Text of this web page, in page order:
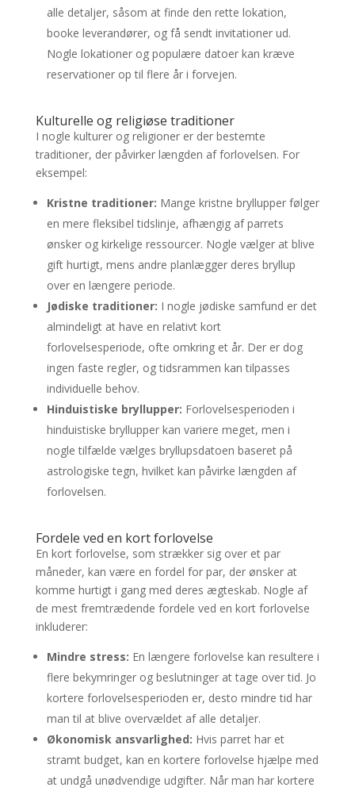
alle detaljer, såsom at finde den rette lokation,
booke leverandører, og få sendt invitationer ud.
Nogle lokationer og populære datoer kan kræve
reservationer op til flere år i forvejen.
Kulturelle og religiøse traditioner
I nogle kulturer og religioner er der bestemte
traditioner, der påvirker længden af forlovelsen. For
eksempel:
Kristne traditioner: Mange kristne bryllupper følger
en mere fleksibel tidslinje, afhængig af parrets
ønsker og kirkelige ressourcer. Nogle vælger at blive
gift hurtigt, mens andre planlægger deres bryllup
over en længere periode.
Jødiske traditioner: I nogle jødiske samfund er det
almindeligt at have en relativt kort
forlovelsesperiode, ofte omkring et år. Der er dog
ingen faste regler, og tidsrammen kan tilpasses
individuelle behov.
Hinduistiske bryllupper: Forlovelsesperioden i
hinduistiske bryllupper kan variere meget, men i
nogle tilfælde vælges bryllupsdatoen baseret på
astrologiske tegn, hvilket kan påvirke længden af
forlovelsen.
Fordele ved en kort forlovelse
En kort forlovelse, som strækker sig over et par
måneder, kan være en fordel for par, der ønsker at
komme hurtigt i gang med deres ægteskab. Nogle af
de mest fremtrædende fordele ved en kort forlovelse
inkluderer:
Mindre stress: En længere forlovelse kan resultere i
flere bekymringer og beslutninger at tage over tid. Jo
kortere forlovelsesperioden er, desto mindre tid har
man til at blive overvældet af alle detaljer.
Økonomisk ansvarlighed: Hvis parret har et
stramt budget, kan en kortere forlovelse hjælpe med
at undgå unødvendige udgifter. Når man har kortere